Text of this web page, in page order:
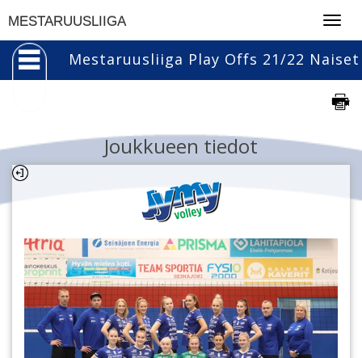
MESTARUUSLIIGA
Mestaruusliiga Play Offs 21/22 Naiset
Joukkueen tiedot